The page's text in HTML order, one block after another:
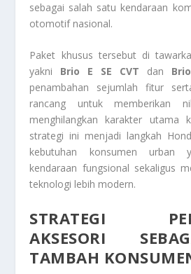
sebagai salah satu kendaraan
otomotif nasional.
Paket khusus tersebut di
yakni Brio E SE CVT dan
penambahan sejumlah fitur
rancang untuk memberikan
menghilangkan karakter utama
strategi ini menjadi langkah
kebutuhan konsumen urban
kendaraan fungsional sekaligus
teknologi lebih modern.
STRATEGI
AKSESORI
TAMBAH